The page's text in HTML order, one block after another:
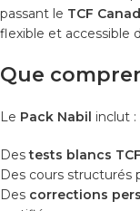
passant le TCF
flexible et accessible
Que
Le Pack Nabil inclut :
Destests blancs
Des cours structurés
Des corrections